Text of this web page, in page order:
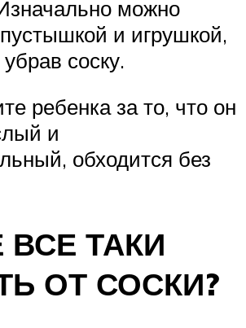
можно
и игрушкой,
соску.
ребенка за то, что он
и
обходится без
ВСЕ ТАКИ
ОТ СОСКИ?